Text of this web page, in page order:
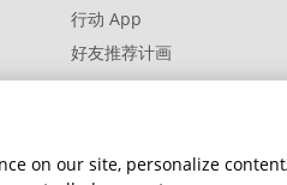
行动 App
好友推荐计画
权利 隐私权政策 服务条款
on our site, personalize